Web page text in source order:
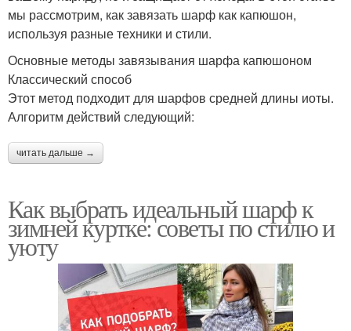
мы рассмотрим, как завязать шарф как капюшон,
используя разные техники и стили.
Основные методы завязывания шарфа капюшоном
Классический способ
Этот метод подходит для шарфов средней длины иоты.
Алгоритм действий следующий:
читать дальше →
Как выбрать идеальный шарф к
зимней куртке: советы по стилю и
уюту